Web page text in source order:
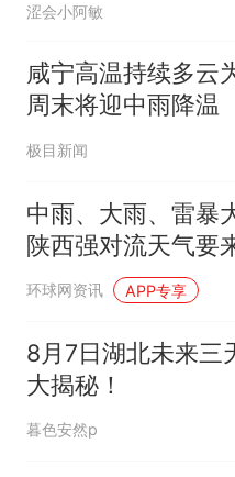
涩会小阿敏
咸宁高温持续多云
周末将迎中雨降温
极目新闻
中雨、大雨、雷暴
陕西强对流天气要
西安小雨阵雨！今
环球网资讯 APP专享
8月7日湖北未来三
大揭秘！
暮色安然p